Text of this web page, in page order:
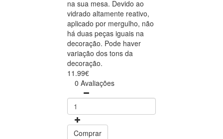
na sua mesa. Devido ao
vidrado altamente reativo,
aplicado por mergulho, não
há duas peças iguais na
decoração. Pode haver
variação dos tons da
decoração.
11.99€
0 Avaliações
Comprar